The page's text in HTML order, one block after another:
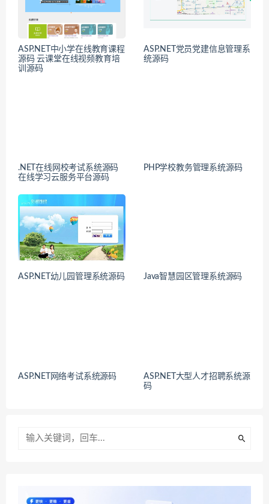
ASP.NET中小学在线教育课程
源码 云课堂在线视频教育培
训源码
ASP.NET党员党建信息管理系
统源码
.NET在线网校考试系统源码
在线学习云服务平台源码
PHP学校教务管理系统源码
ASP.NET幼儿园管理系统源码 Java智慧园区管理系统源码
ASP.NET网络考试系统源码
ASP.NET大型人才招聘系统源
码